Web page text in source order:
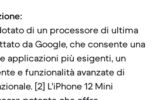
di un processore di ultima
da Google, che consente una
applicazioni più esigenti, un
e funzionalità avanzate di
[2] L'iPhone 12 Mini